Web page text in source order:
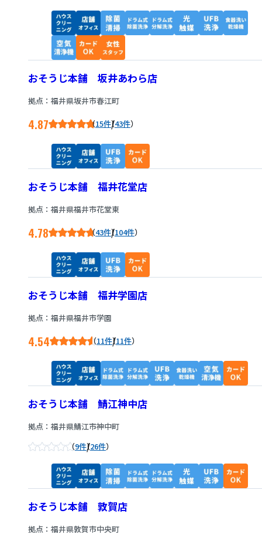
おそうじ本舗 坂井あわら店
拠点：福井県坂井市春江町
4.87 15件/43件
おそうじ本舗 福井花堂店
拠点：福井県福井市花堂東
4.78 43件/104件
おそうじ本舗 福井学園店
拠点：福井県福井市学園
4.54 11件/11件
おそうじ本舗 鯖江神中店
拠点：福井県鯖江市神中町
9件/26件
おそうじ本舗 敦賀店
拠点：福井県敦賀市中央町